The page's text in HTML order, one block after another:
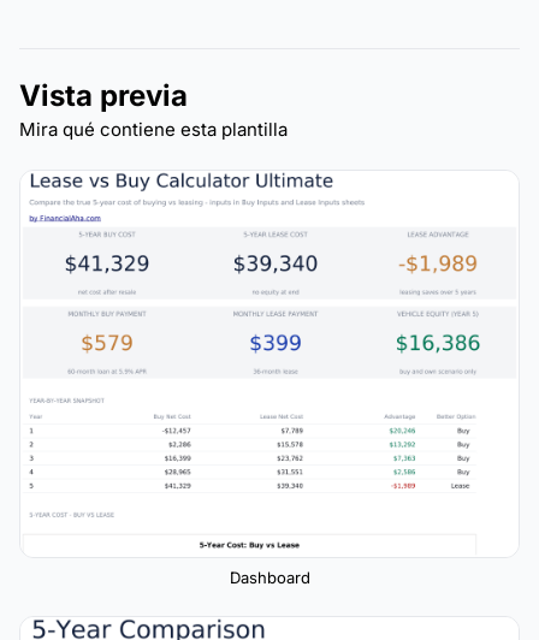
Vista previa
Mira qué contiene esta plantilla
Dashboard